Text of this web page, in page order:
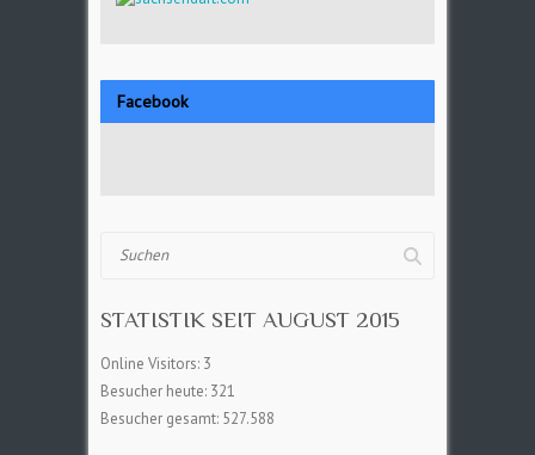
Facebook
STATISTIK SEIT AUGUST 2015
Online Visitors: 3
Besucher heute: 321
Besucher gesamt: 527.588